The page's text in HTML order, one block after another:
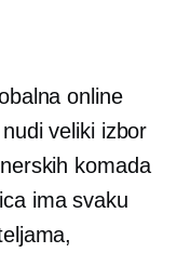
online
veliki izbor
komada
ima svaku